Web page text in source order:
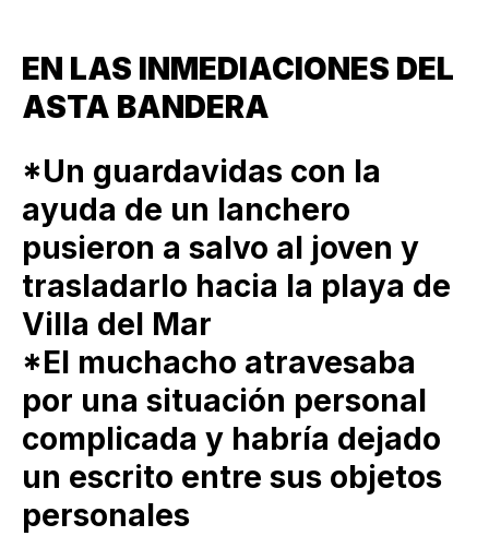
EN LAS INMEDIACIONES DEL
ASTA BANDERA
*Un guardavidas con la
ayuda de un lanchero
pusieron a salvo al joven y
trasladarlo hacia la playa de
Villa del Mar
*El muchacho atravesaba
por una situación personal
complicada y habría dejado
un escrito entre sus objetos
personales